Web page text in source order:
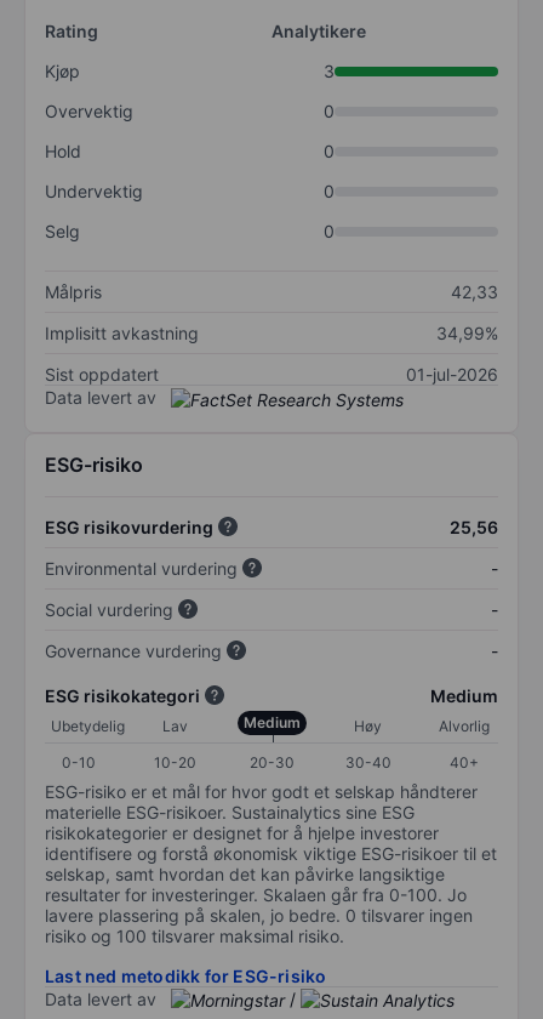
Rating
Analytikere
Kjøp
3
Overvektig
0
Hold
0
Undervektig
0
Selg
0
Målpris
42,33
Implisitt avkastning
34,99%
Sist oppdatert
01-jul-2026
Data levert av
ESG-risiko
ESG risikovurdering
25,56
Environmental vurdering
-
Social vurdering
-
Governance vurdering
-
ESG risikokategori Medium
Ubetydelig Lav Medium Høy
Alvorlig
0-10
10-20 20-30 30-40 40+
ESG-risiko er et mål for hvor godt et selskap håndterer
materielle ESG-risikoer. Sustainalytics sine ESG
risikokategorier er designet for å hjelpe investorer
identifisere og forstå økonomisk viktige ESG-risikoer til et
selskap, samt hvordan det kan påvirke langsiktige
resultater for investeringer. Skalaen går fra 0-100. Jo
lavere plassering på skalen, jo bedre. 0 tilsvarer ingen
risiko og 100 tilsvarer maksimal risiko.
Last ned metodikk for ESG-risiko
Data levert av
/